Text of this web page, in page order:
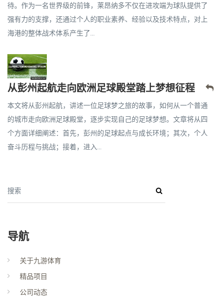
待。作为一名世界级的前锋，莱昂纳多不仅在进攻端为球队提供了
强有力的支撑，还通过个人的职业素养、经验以及技术特点，对上
海港的整体战术体系产生了...
从彭州起航走向欧洲足球殿堂踏上梦想征程
本文将从彭州起航，讲述一位足球梦之旅的故事，如何从一个普通
的城市走向欧洲足球殿堂，逐步实现自己的足球梦想。文章将从四
个方面详细阐述：首先，彭州的足球起点与成长环境；其次，个人
奋斗历程与挑战；接着，进入...
搜索
导航
关于九游体育
精品项目
公司动态